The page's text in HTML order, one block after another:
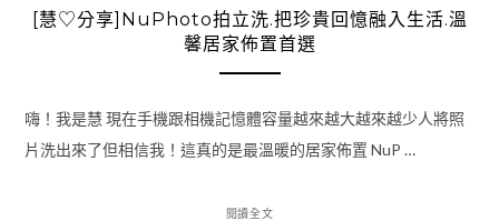
[慧♡分享]NuPhoto拍立洗.把珍貴回憶融入生活.溫
馨居家佈置首選
嗨！我是慧 現在手機跟相機記憶體容量越來越大越來越少人將照
片洗出來了但相信我！這真的是最溫暖的居家佈置 NuP …
閱讀全文